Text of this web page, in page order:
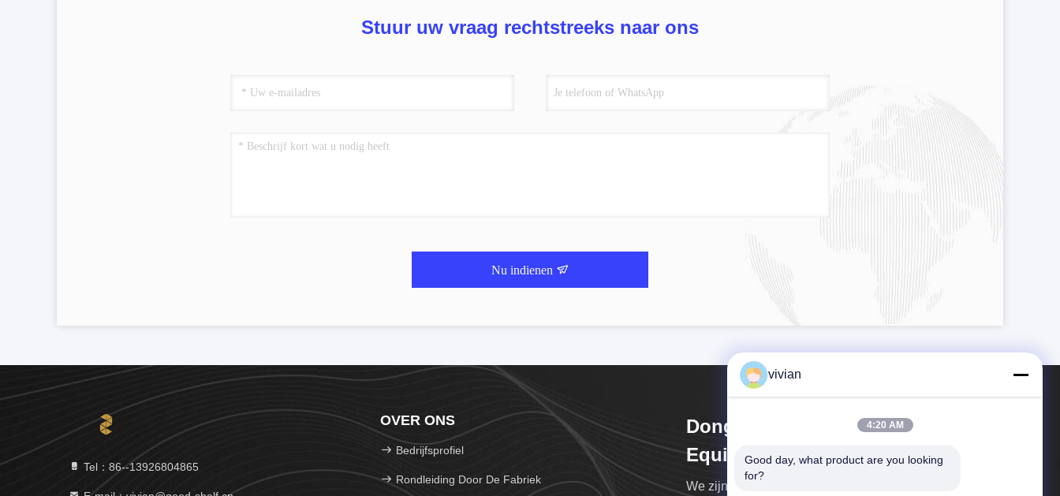
Stuur uw vraag rechtstreeks naar ons
Nu indienen
Tel：86--13926804865
OVER ONS
Bedrijfsprofiel
Rondleiding Door De Fabriek
Dongguan Zhijia Storage
Equipment Co.,Ltd.
We zijn een professioneel magazijn- en logistiek bedrijf.
vivian
4:20 AM
Good day, what product are you looking
for?